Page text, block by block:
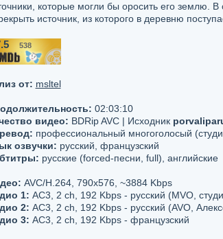
которые могли бы оросить его землю.
источник, из которого в деревню
/10 538
от: msltel
02:03:10
видео: BDRip AVC | Исходник
профессиональный многоголосый
озвучки: русский, французский
русские (forced-песни, full), английские
AVC/H.264, 790x576, ~3884 Kbps
1: AC3, 2 ch, 192 Kbps - русский (MVO,
2: AC3, 2 ch, 192 Kbps - русский (AVO,
3: AC3, 2 ch, 192 Kbps - французский